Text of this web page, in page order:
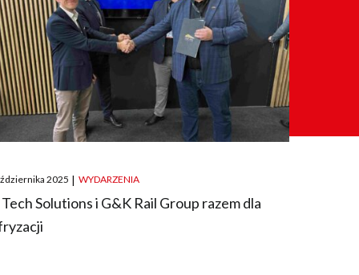
2025 | WYDARZENIA
Tech Solutions i G&K Rail Group razem dla